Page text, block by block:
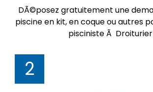
DÃ©posez gratuitement une
piscine en kit, en coque ou autres
pisciniste Ã Droiturier
2